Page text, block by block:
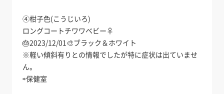
④柑子色(こうじいろ)
ロングコートチワワベビー♀
🎂2023/12/01🎨ブラック＆ホワイト
※軽い傾斜有りとの情報でしたが特に症状は出ていませ
ん。
⇨保健室